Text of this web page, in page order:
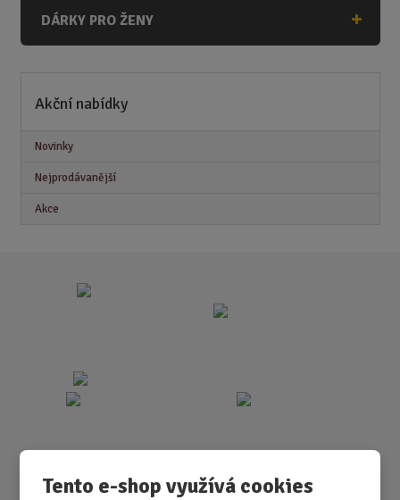
Tento e-shop využívá cookies
DÁRKY PRO ŽENY
Akční nabídky
Novinky
Nejprodávanější
Akce